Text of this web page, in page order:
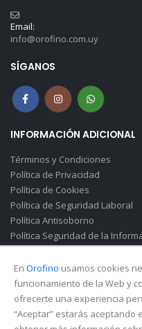
Email:
info@orofino.com.uy
SÍGANOS
INFORMACIÓN ADICIONAL
Términos y Condiciones
Política de Privacidad
Política de Cookies
Política de Seguridad Laboral
Política Antisoborno
Política Seguridad de la
Canal de Denuncias(Soborno)
En Orofino usamos cookies
funcionamiento de la Web y
ofrecerte una experiencia
“Aceptar” estarás aceptando